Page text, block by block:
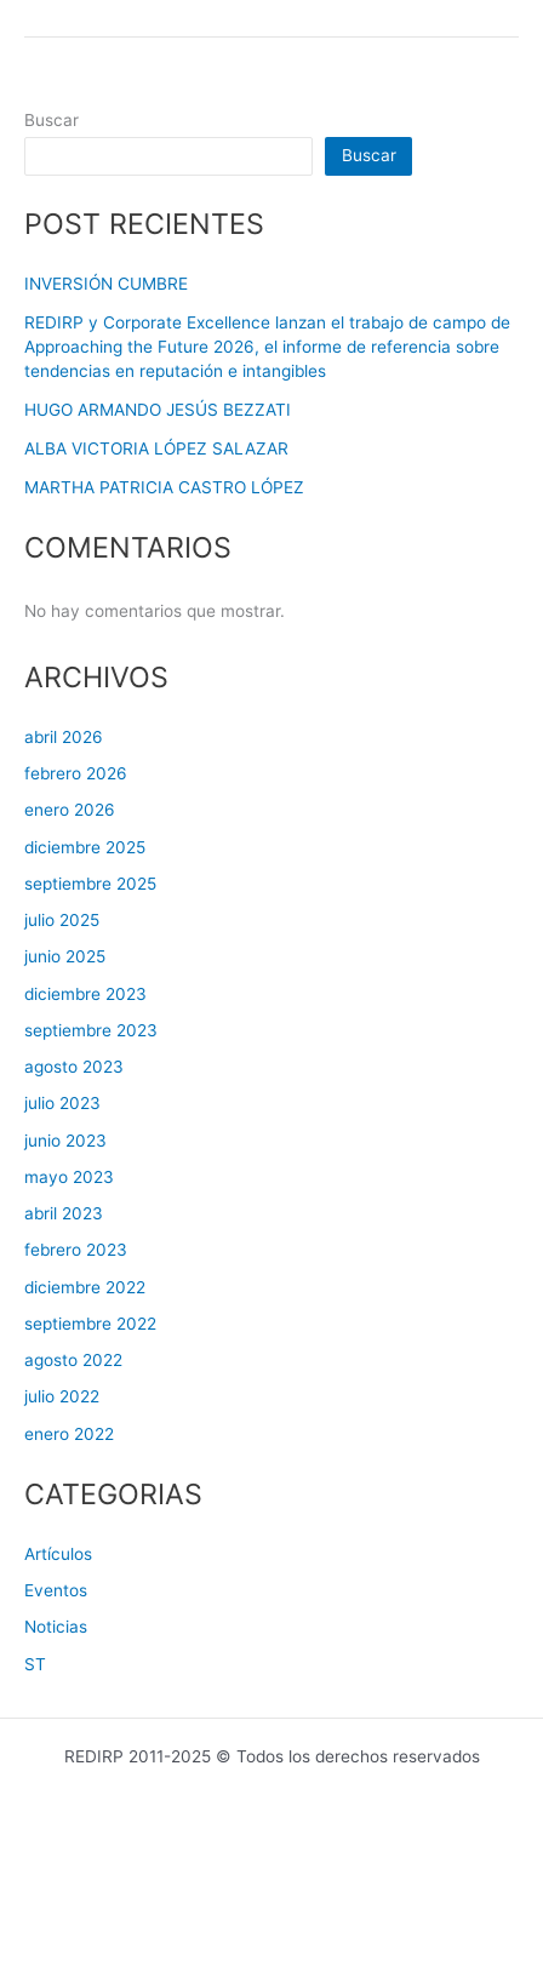
Buscar
Buscar
POST RECIENTES
INVERSIÓN CUMBRE
REDIRP y Corporate Excellence lanzan el trabajo de campo de
Approaching the Future 2026, el informe de referencia sobre
tendencias en reputación e intangibles
HUGO ARMANDO JESÚS BEZZATI
ALBA VICTORIA LÓPEZ SALAZAR
MARTHA PATRICIA CASTRO LÓPEZ
COMENTARIOS
No hay comentarios que mostrar.
ARCHIVOS
abril 2026
febrero 2026
enero 2026
diciembre 2025
septiembre 2025
julio 2025
junio 2025
diciembre 2023
septiembre 2023
agosto 2023
julio 2023
junio 2023
mayo 2023
abril 2023
febrero 2023
diciembre 2022
septiembre 2022
agosto 2022
julio 2022
enero 2022
CATEGORIAS
Artículos
Eventos
Noticias
ST
REDIRP 2011-2025 © Todos los derechos reservados